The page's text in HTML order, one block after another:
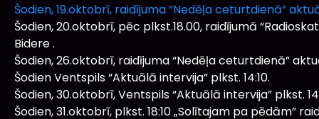
Šodien, 19.oktobrī, raidījuma “Nedēļa ceturtdienā”
Šodien, 20.oktobrī, pēc plkst.18.00, raidījumā
Bidere .
Šodien, 26.oktobrī, raidījuma “Nedēļa ceturtdienā”
Šodien Ventspils “Aktuālā intervija” plkst. 14:10.
Šodien, 30.oktobrī, Ventspils “Aktuālā intervija” plkst.
Šodien, 31.oktobrī, plkst. 18:10 „Solītajam pa pēdām”